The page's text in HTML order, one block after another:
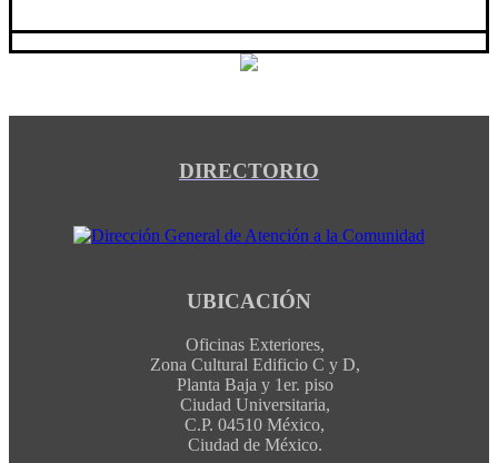
DIRECTORIO
UBICACIÓN
Oficinas Exteriores,
Zona Cultural Edificio C y D,
Planta Baja y 1er. piso
Ciudad Universitaria,
C.P. 04510 México,
Ciudad de México.